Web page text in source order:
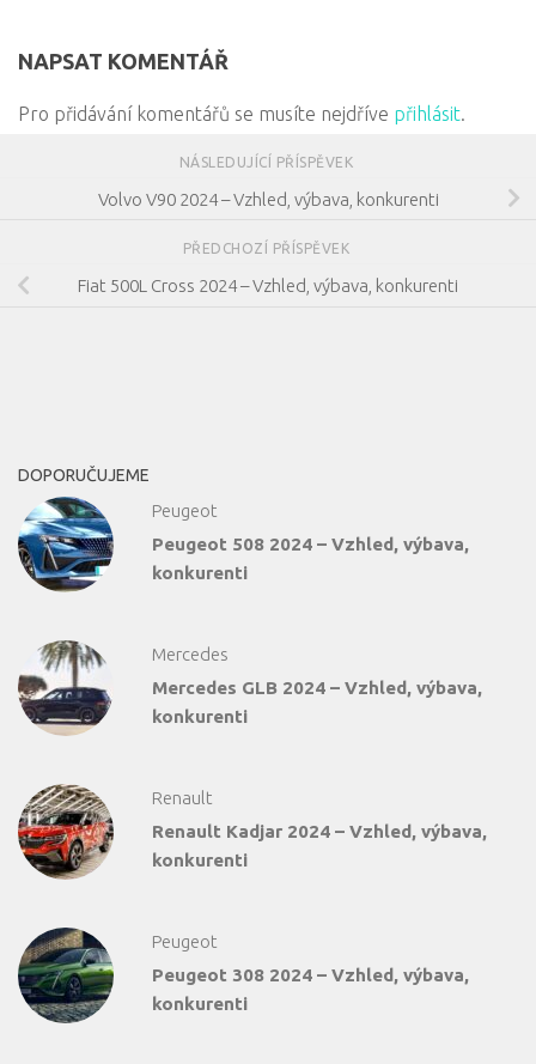
NAPSAT KOMENTÁŘ
Pro přidávání komentářů se musíte nejdříve přihlásit
NÁSLEDUJÍCÍ PŘÍSPĚVEK
Volvo V90 2024 – Vzhled, výbava, konkurenti
PŘEDCHOZÍ PŘÍSPĚVEK
Fiat 500L Cross 2024 – Vzhled, výbava, konkurenti
DOPORUČUJEME
Peugeot
Peugeot 508 2024 – Vzhled, výbava,
konkurenti
Mercedes
Mercedes GLB 2024 – Vzhled, výbava,
konkurenti
Renault
Renault Kadjar 2024 – Vzhled, výbava,
konkurenti
Peugeot
Peugeot 308 2024 – Vzhled, výbava,
konkurenti